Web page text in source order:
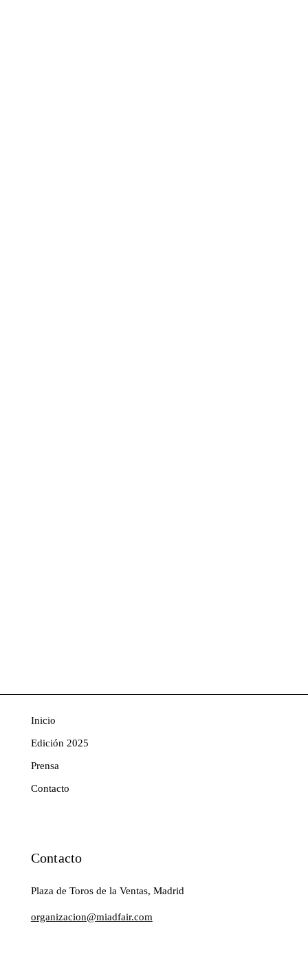
Inicio
Edición 2025
Prensa
Contacto
Contacto
Plaza de Toros de la Ventas, Madrid
organizacion@miadfair.com